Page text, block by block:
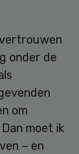
onder de
om
moet ik
– en